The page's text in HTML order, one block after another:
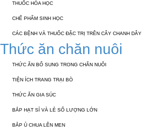
THUỐC HÓA HỌC
CHẾ PHẨM SINH HỌC
CÁC BỆNH VÀ THUỐC ĐẶC TRỊ TRÊN CÂY CHANH DÂY
Thức ăn chăn nuôi
THỨC ĂN BỔ SUNG TRONG CHĂN NUÔI
TIỆN ÍCH TRANG TRẠI BÒ
THỨC ĂN GIA SÚC
BẮP HẠT SỈ VÀ LẺ SỐ LƯỢNG LỚN
BẮP Ủ CHUA LÊN MEN